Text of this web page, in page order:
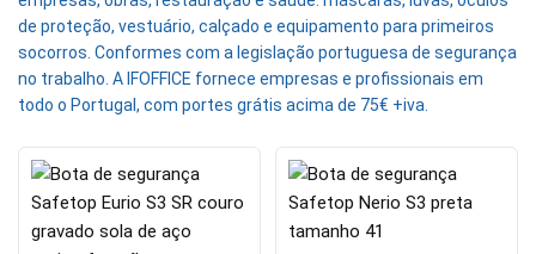
de proteção, vestuário, calçado e equipamento para primeiros
socorros. Conformes com a legislação portuguesa de segurança
no trabalho. A IFOFFICE fornece empresas e profissionais em
todo o Portugal, com portes grátis acima de 75€ +iva.